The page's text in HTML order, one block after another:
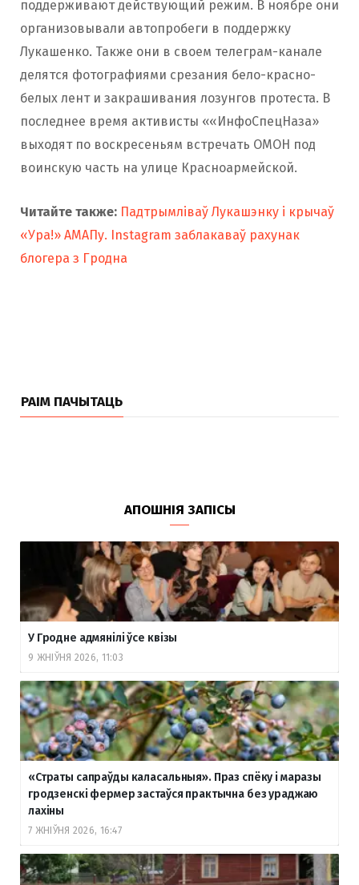
поддерживают действующий режим. В ноябре они
организовывали автопробеги в поддержку
Лукашенко. Также они в своем телеграм-канале
делятся фотографиями срезания бело-красно-
белых лент и закрашивания лозунгов протеста. В
последнее время активисты ««ИнфоСпецНаза»
выходят по воскресеньям встречать ОМОН под
воинскую часть на улице Красноармейской.
Читайте также: Падтрымліваў Лукашэнку і крычаў
«Ура!» АМАПу. Instagram заблакаваў рахунак
блогера з Гродна
РАІМ ПАЧЫТАЦЬ
АПОШНІЯ ЗАПІСЫ
У Гродне адмянілі ўсе квізы
9 ЖНІЎНЯ 2026, 11:03
«Страты сапраўды каласальныя». Праз спёку і маразы
гродзенскі фермер застаўся практычна без ураджаю
лахіны
7 ЖНІЎНЯ 2026, 16:47